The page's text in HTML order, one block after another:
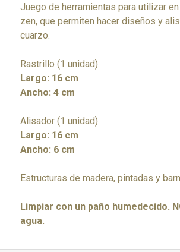
Juego de herramientas para utilizar
zen, que permiten hacer diseños y
cuarzo.
Rastrillo (1 unidad):
Largo: 16 cm
Ancho: 4 cm
Alisador (1 unidad):
Largo: 16 cm
Ancho: 6 cm
Estructuras de madera, pintadas y
Limpiar con un paño humedecido.
agua.